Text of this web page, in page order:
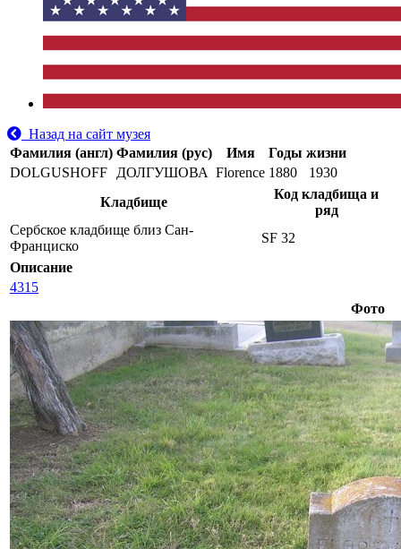
Назад на сайт музея
Фамилия (англ) Фамилия (рус) Имя
Годы жизни
DOLGUSHOFF
ДОЛГУШОВА Florence 1880
1930
Кладбище
Код кладбища и
ряд
Сербское кладбище близ Сан-
Франциско
SF 32
Описание
4315
Фото